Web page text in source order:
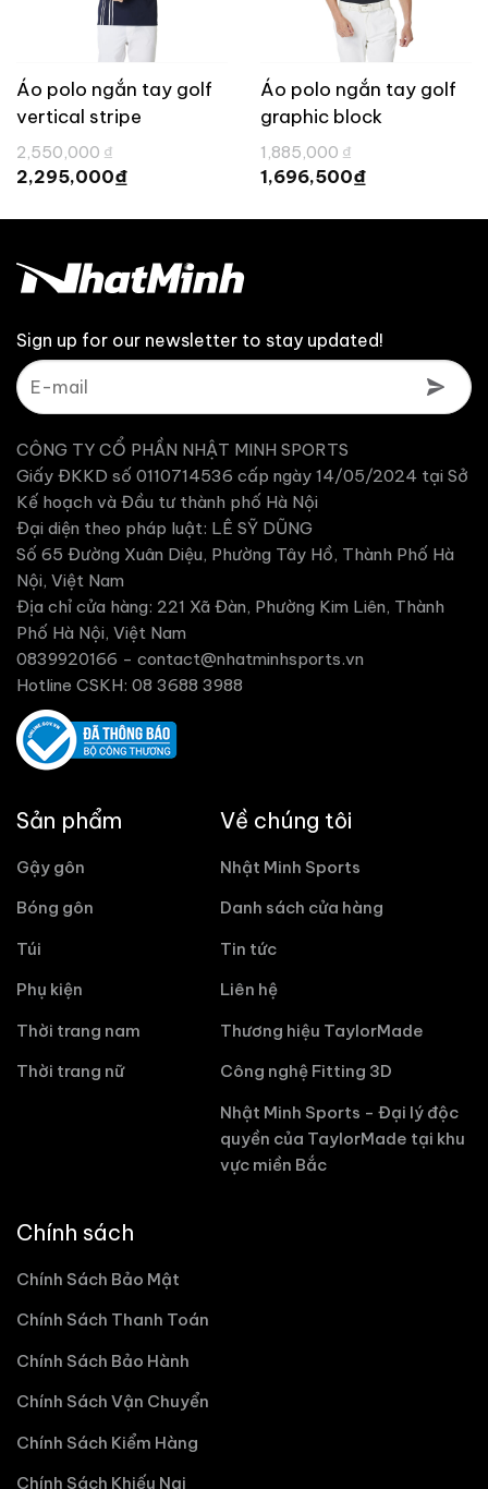
Áo polo ngắn tay golf
vertical stripe
TaylorMade TL758
2,550,000 ₫
gốc
là:
2,295,000₫
là:
Áo polo ngắn tay golf
graphic block
TaylorMade TL742
1,885,000 ₫
gốc
là:
1,696,500₫
là:
Sign up for our newsletter to stay updated!
CÔNG TY CỔ PHẦN NHẬT MINH SPORTS
Giấy ĐKKD số 0110714536 cấp ngày 14/05/2024 tại Sở
Kế hoạch và Đầu tư thành phố Hà Nội
Đại diện theo pháp luật: LÊ SỸ DŨNG
Số 65 Đường Xuân Diệu, Phường Tây Hồ, Thành Phố Hà
Nội, Việt Nam
Địa chỉ cửa hàng: 221 Xã Đàn, Phường Kim Liên, Thành
Phố Hà Nội, Việt Nam
0839920166 - contact@nhatminhsports.vn
Hotline CSKH: 08 3688 3988
Sản phẩm
Gậy gôn
Bóng gôn
Túi
Phụ kiện
Thời trang nam
Thời trang nữ
Về chúng tôi
Nhật Minh Sports
Danh sách cửa hàng
Tin tức
Liên hệ
Thương hiệu TaylorMade
Công nghệ Fitting 3D
Nhật Minh Sports - Đại lý độc
quyền của TaylorMade tại khu
vực miền Bắc
Chính sách
Chính Sách Bảo Mật
Chính Sách Thanh Toán
Chính Sách Bảo Hành
Chính Sách Vận Chuyển
Chính Sách Kiểm Hàng
Chính Sách Khiếu Nại